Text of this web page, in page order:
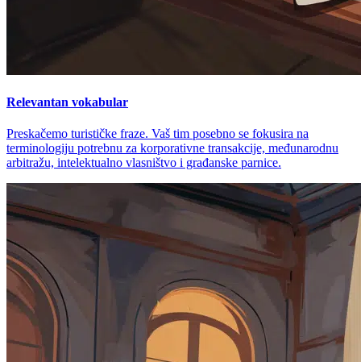
Relevantan vokabular
Preskačemo turističke fraze. Vaš tim posebno se fokusira na
terminologiju potrebnu za korporativne transakcije, međunarodnu
arbitražu, intelektualno vlasništvo i građanske parnice.